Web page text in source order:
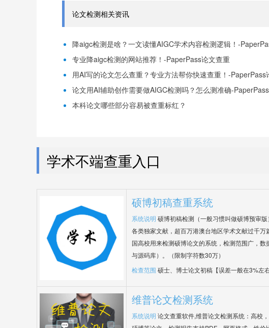
论文检测相关资讯
降aigc检测是啥？一文读懂AIGC学术内容检测逻辑！-
专业降aigc检测的网站推荐！-PaperPass论文查重
用AI写的论文怎么查重？专业方法帮你快速查重！-PaperPass
论文用AI辅助创作需要做AIGC检测吗？怎么测准确-
本科论文哪些部分容易被查重标红？
学术不端查重入口
硕博初稿查重系统
系统说明 硕博初稿检测（一般习惯叫做硕博预审
各类独家文献，超百万港澳台地区学术文献过千
国高校用来检测硕博论文的系统，检测范围广，
与源码库）。（限制字符数30万）
检查范围 硕士、博士论文初稿【误差一般在3%左
维普论文检测系统
系统说明 论文查重软件,维普论文检测系统：高校